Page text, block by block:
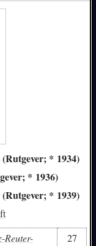
(Rutgever; * 1934)
* 1936)
(Rutgever; * 1939)
Reuter-
27